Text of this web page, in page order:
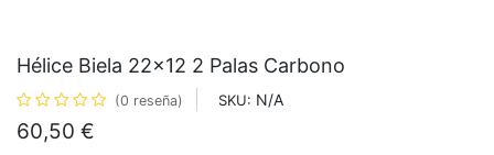
Hélice Biela 22x12 2 Palas Carbono
(0 reseña) SKU: N/A
60,50 €